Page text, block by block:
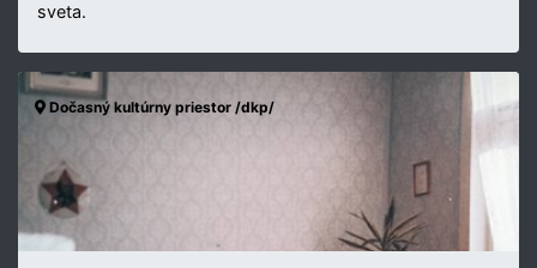
sveta.
Dočasný kultúrny priestor /dkp/